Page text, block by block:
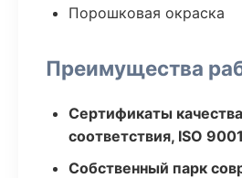
Порошковая окраска
Преимущества
Сертификаты
соответствия, ISO 9001
Собственный парк